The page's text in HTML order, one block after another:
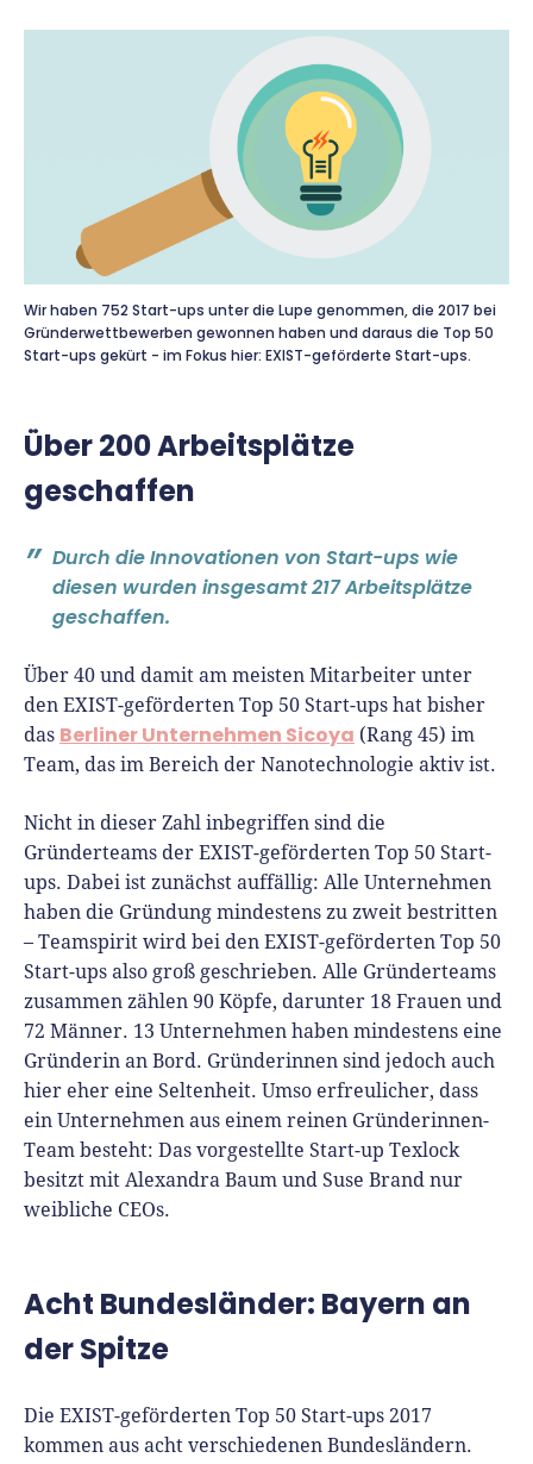
Wir haben 752 Start-ups unter die Lupe genommen, die 2017 bei
Gründerwettbewerben gewonnen haben und daraus die Top 50
Start-ups gekürt - im Fokus hier: EXIST-geförderte Start-ups.
Über 200 Arbeitsplätze
geschaffen
Durch die Innovationen von Start-ups wie
diesen wurden insgesamt 217 Arbeitsplätze
geschaffen.
Über 40 und damit am meisten Mitarbeiter unter
den EXIST-geförderten Top 50 Start-ups hat bisher
das Berliner Unternehmen Sicoya (Rang 45) im
Team, das im Bereich der Nanotechnologie aktiv ist.
Nicht in dieser Zahl inbegriffen sind die
Gründerteams der EXIST-geförderten Top 50 Start-
ups. Dabei ist zunächst auffällig: Alle Unternehmen
haben die Gründung mindestens zu zweit bestritten
– Teamspirit wird bei den EXIST-geförderten Top 50
Start-ups also groß geschrieben. Alle Gründerteams
zusammen zählen 90 Köpfe, darunter 18 Frauen und
72 Männer. 13 Unternehmen haben mindestens eine
Gründerin an Bord. Gründerinnen sind jedoch auch
hier eher eine Seltenheit. Umso erfreulicher, dass
ein Unternehmen aus einem reinen Gründerinnen-
Team besteht: Das vorgestellte Start-up Texlock
besitzt mit Alexandra Baum und Suse Brand nur
weibliche CEOs.
Acht Bundesländer: Bayern an
der Spitze
Die EXIST-geförderten Top 50 Start-ups 2017
kommen aus acht verschiedenen Bundesländern.